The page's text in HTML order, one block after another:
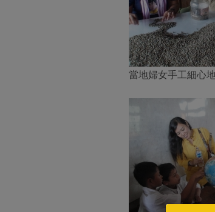
當地婦女手工細心